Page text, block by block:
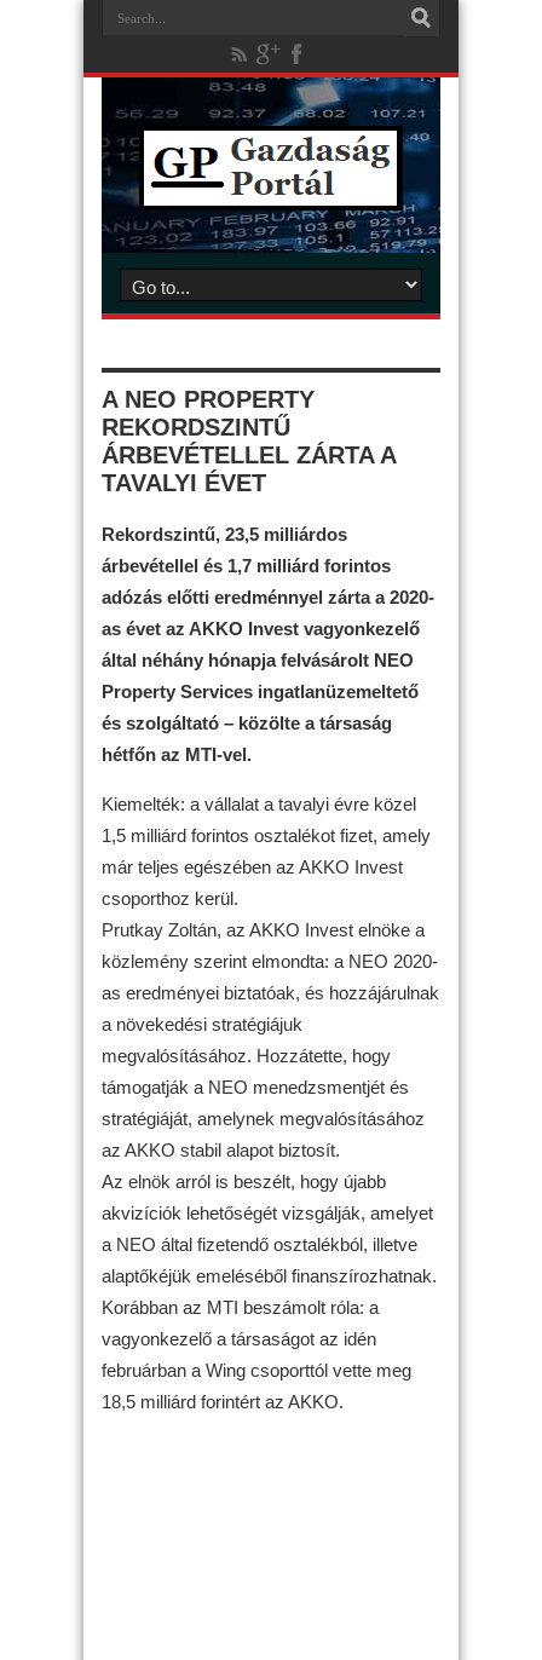
A NEO PROPERTY
REKORDSZINTŰ
ÁRBEVÉTELLEL ZÁRTA A
TAVALYI ÉVET
Rekordszintű, 23,5 milliárdos
árbevétellel és 1,7 milliárd forintos
adózás előtti eredménnyel zárta a 2020-
as évet az AKKO Invest vagyonkezelő
által néhány hónapja felvásárolt NEO
Property Services ingatlanüzemeltető
és szolgáltató – közölte a társaság
hétfőn az MTI-vel.
Kiemelték: a vállalat a tavalyi évre közel
1,5 milliárd forintos osztalékot fizet, amely
már teljes egészében az AKKO Invest
csoporthoz kerül.
Prutkay Zoltán, az AKKO Invest elnöke a
közlemény szerint elmondta: a NEO 2020-
as eredményei biztatóak, és hozzájárulnak
a növekedési stratégiájuk
megvalósításához. Hozzátette, hogy
támogatják a NEO menedzsmentjét és
stratégiáját, amelynek megvalósításához
az AKKO stabil alapot biztosít.
Az elnök arról is beszélt, hogy újabb
akvizíciók lehetőségét vizsgálják, amelyet
a NEO által fizetendő osztalékból, illetve
alaptőkéjük emeléséből finanszírozhatnak.
Korábban az MTI beszámolt róla: a
vagyonkezelő a társaságot az idén
februárban a Wing csoporttól vette meg
18,5 milliárd forintért az AKKO.